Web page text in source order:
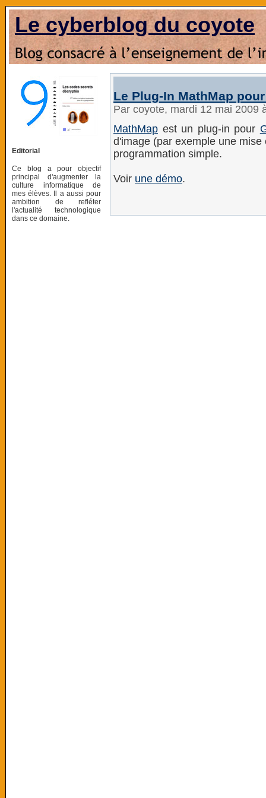
Le cyberblog du coyote
Editorial
Ce blog a pour objectif
principal d'augmenter la
culture informatique de
mes élèves. Il a aussi pour
ambition de refléter
l'actualité technologique
dans ce domaine.
Le Plug-In MathMap
Par coyote, mardi 12 mai 2009
MathMap est un plug-in pour
d'image (par exemple une
programmation simple.
Voir une démo.